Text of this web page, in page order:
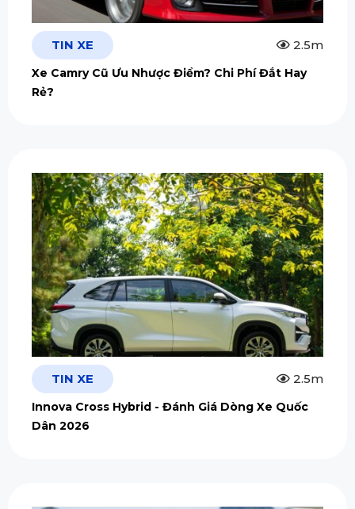
TIN XE 2.5m
Xe Camry Cũ Ưu Nhược Điểm? Chi Phí Đắt Hay
Rẻ?
TIN XE 2.5m
Innova Cross Hybrid - Đánh Giá Dòng Xe Quốc
Dân 2026